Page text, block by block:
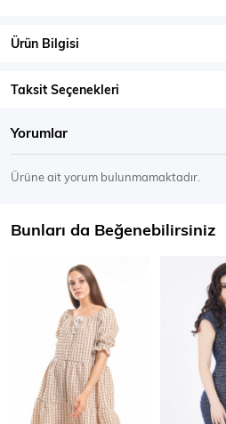
Ürün Bilgisi
Taksit Seçenekleri
Yorumlar
Ürüne ait yorum bulunmamaktadır.
Bunları da Beğenebilirsiniz